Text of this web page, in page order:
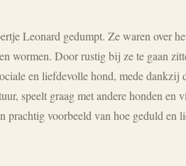
Leonard gedumpt. Ze waren over
wormen. Door rustig bij ze te gaan
en liefdevolle hond, mede dankzij
speelt graag met andere honden en
prachtig voorbeeld van hoe geduld en